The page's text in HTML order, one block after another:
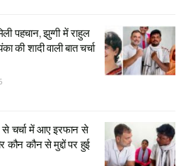
167 के तहत चर्चा कराने और पीएम मोदी से
लेकिन सरकार इस मुद्दे पर नियम 176 के
दोनों पक्षों में सहमति नहीं बनने पर
12 बजे तक के लिए स्थगित कर दिया
शुरू हुई.
पहचान, झुग्गी में राहुल
की शादी वाली बात चर्चा
में आए इरफान से
कौन से मुद्दों पर हुई